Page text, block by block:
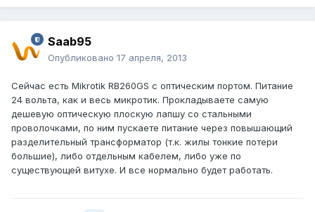
Saab95
Опубликовано 17 апреля, 2013
Сейчас есть Mikrotik RB260GS с оптическим портом. Питание
24 вольта, как и весь микротик. Прокладываете самую
дешевую оптическую плоскую лапшу со стальными
проволочками, по ним пускаете питание через повышающий
разделительный трансформатор (т.к. жилы тонкие потери
большие), либо отдельным кабелем, либо уже по
существующей витухе. И все нормально будет работать.